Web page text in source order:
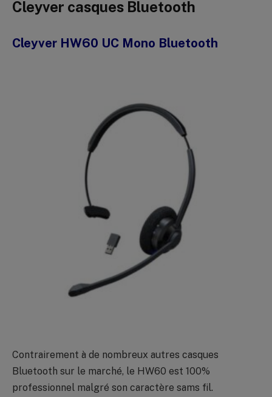
Cleyver casques Bluetooth
Cleyver HW60 UC Mono Bluetooth
Contrairement à de nombreux autres casques
Bluetooth sur le marché, le HW60 est 100%
professionnel malgré son caractère sams fil.